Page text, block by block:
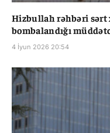
Hizbullah rəhbəri sərt
bombalandığı
4 İyun 2026 20:54